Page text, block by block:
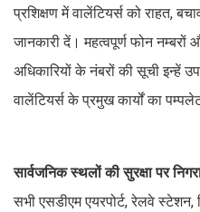
प्रशिक्षण में वालेंटियर्स को राहत,
जानकारी दें। महत्वपूर्ण फोन
अधिकारियों के नंबरों की सूची इन्हें
वालेंटियर्स के प्रमुख कार्यों का
सार्वजनिक स्थलों की सुरक्षा पर
सभी एसडीएम एयरपोर्ट, रेलवे